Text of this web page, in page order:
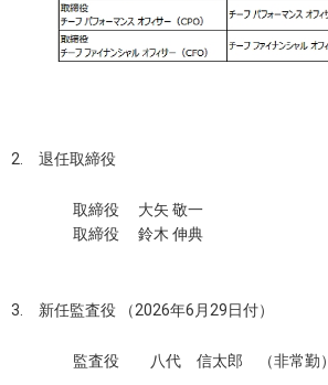
2. 退任取締役
取締役 大矢 敬一
取締役 鈴木 伸典
3. 新任監査役 （2026年6月29日付）
監査役 八代 信太郎 （非常勤）